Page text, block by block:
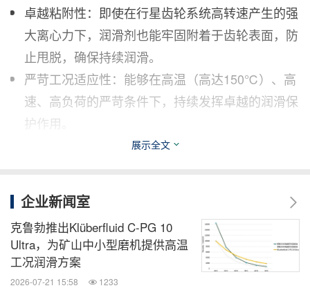
卓越粘附性：即使在行星齿轮系统高转速产生的强
大离心力下，润滑剂也能牢固附着于齿轮表面，防
止甩脱，确保持续润滑。
严苛工况适应性：能够在高温（高达150℃）、高
速、高负荷的严苛条件下，持续发挥卓越的润滑保
护作用。
性能提升：有效降低行星齿轮的磨损、显著减少摩
保持稳定性能。
因此，当您为人形机器人的行星齿轮寻找可靠、高效
的润滑剂时，克鲁勃的
überlub GE 41-201、
展示全文
企业新闻室
克鲁勃推出Klüberfluid C-PG 10
Ultra，为矿山中小型磨机提供高温
工况润滑方案
2026-07-21 15:58 1233